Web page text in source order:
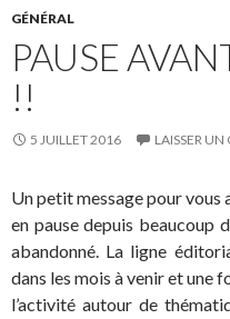
GÉNÉRAL
PAUSE
!!
5 JUILLET 2016 LAISSER
Un petit message pour vous
en pause depuis beaucoup
abandonné. La ligne
dans les mois à venir et une
l’activité autour de